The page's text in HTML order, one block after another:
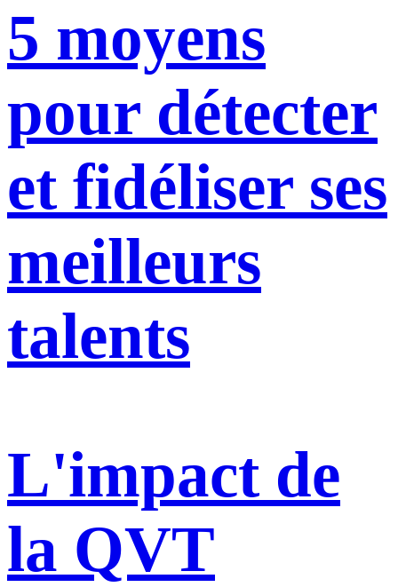
5 moyens
pour détecter
et fidéliser ses
meilleurs
talents
L'impact de
la QVT